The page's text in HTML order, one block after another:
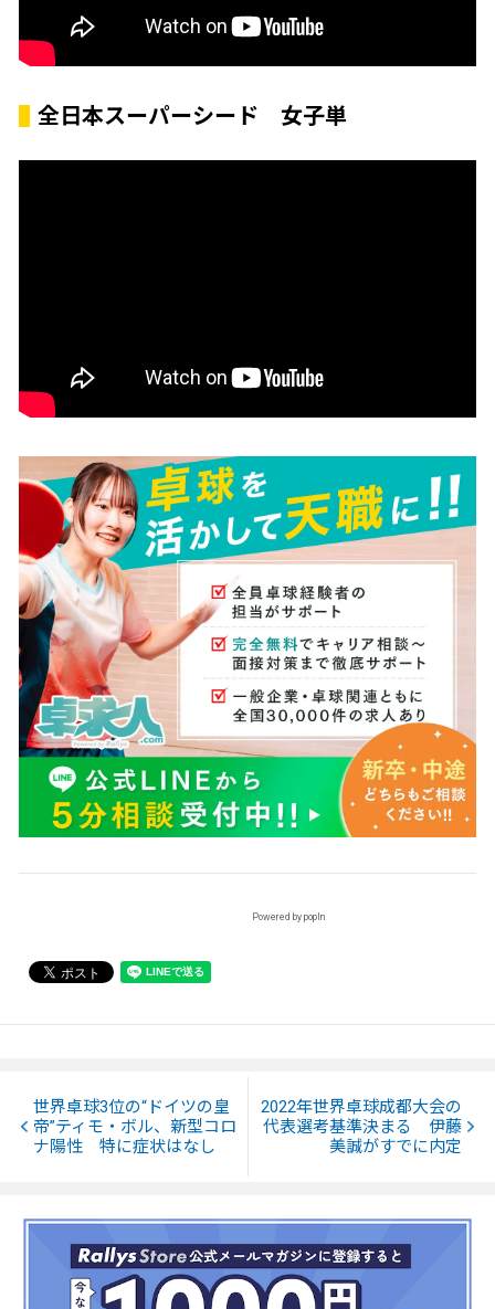
全日本スーパーシード 女子単
Powered by popIn
世界卓球3位の“ドイツの皇
帝”ティモ・ボル、新型コロ
ナ陽性 特に症状はなし
2022年世界卓球成都大会の
代表選考基準決まる 伊藤
美誠がすでに内定